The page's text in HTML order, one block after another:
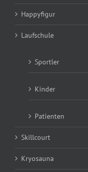
Happyfigur
Laufschule
Sportler
Kinder
Patienten
Skillcourt
Kryosauna